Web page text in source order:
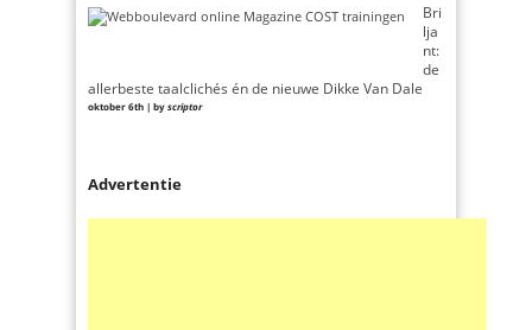
Bri
lja
nt:
de
allerbeste taalclichés én de nieuwe Dikke Van Dale
oktober 6th | byscriptor
Advertentie